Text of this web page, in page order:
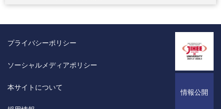
情報公開
プライバシーポリシー
ソーシャルメディアポリシー
本サイトについて